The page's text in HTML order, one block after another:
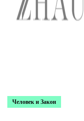
Человек и Закон